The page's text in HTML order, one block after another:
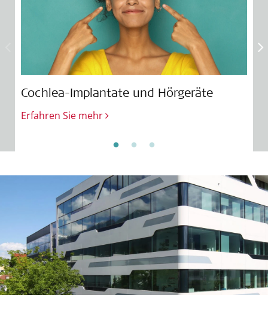
Cochlea-Implantate und Hörgeräte
Erfahren Sie mehr